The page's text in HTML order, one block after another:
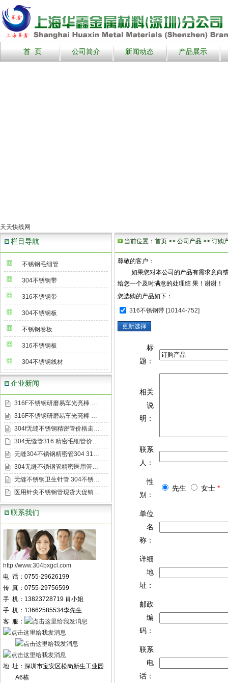
首 页 公司简介 新闻动态 产品展示
天天快线网
栏目导航
不锈钢毛细管
304不锈钢带
316不锈钢带
304不锈钢板
不锈钢卷板
316不锈钢板
304不锈钢线材
企业新闻
316F不锈钢研磨易车光亮棒 …
316F不锈钢研磨易车光亮棒 …
304f无缝不锈钢精密管价格走…
304无缝管316 精密毛细管价…
无缝304不锈钢精密管304 31…
304无缝不锈钢管精密医用管…
无缝不锈钢卫生针管 304不锈…
医用针尖不锈钢管现货大促销…
联系我们
http://www.304bxgcl.com
电 话：0755-29626199
传 真：0755-29756599
手 机：13823728719 肖小姐
手 机：13662585534李先生
客 服：
地 址：深圳市宝安区松岗新生工业园
A6栋
当前位置： 首页 >> 公司产品 >> 订购
尊敬的客户：
如果您对本公司的产品有需求意向或
给您一个及时满意的处理结 果！谢谢！
您选购的产品如下：
316不锈钢带 [10144-752]
标
题：
相关
说
明：
联系
人：
性
别：
先生 女士 *
单位
名
称：
详细
地
址：
邮政
编
码：
联系
电
话：